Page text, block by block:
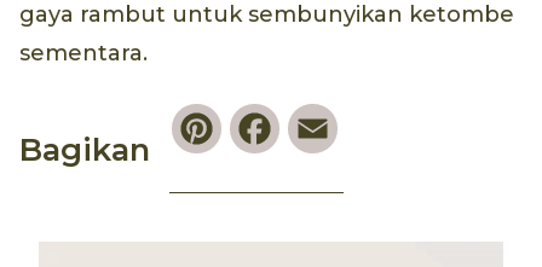
gaya rambut untuk sembunyikan ketombe
sementara.
Bagikan
PinterestFacebook